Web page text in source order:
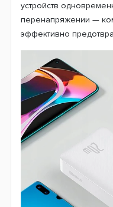
устройств
перенапряжении —
эффективно